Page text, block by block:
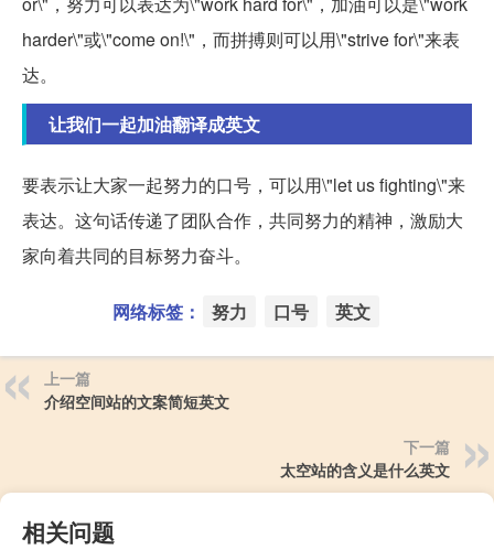
harder\"或\"come on!\"，而拼搏则可以用\"strive for\"来表
达。
让我们一起加油翻译成英文
要表示让大家一起努力的口号，可以用\"let us fighting\"来
表达。这句话传递了团队合作，共同努力的精神，激励大
家向着共同的目标努力奋斗。
网络标签： 努力 口号 英文
上一篇
介绍空间站的文案简短英文
下一篇
太空站的含义是什么英文
相关问题